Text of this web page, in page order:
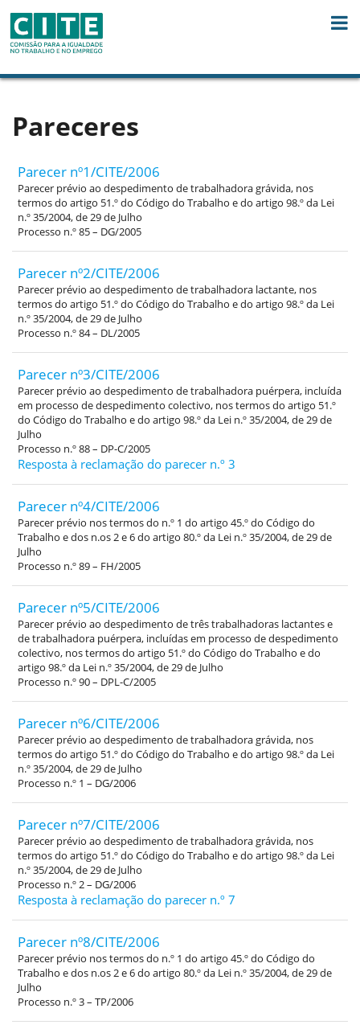
Pareceres
Parecer nº1/CITE/2006
Parecer prévio ao despedimento de trabalhadora grávida, nos
termos do artigo 51.º do Código do Trabalho e do artigo 98.º da Lei
n.º 35/2004, de 29 de Julho
Processo n.º 85 – DG/2005
Parecer nº2/CITE/2006
Parecer prévio ao despedimento de trabalhadora lactante, nos
termos do artigo 51.º do Código do Trabalho e do artigo 98.º da Lei
n.º 35/2004, de 29 de Julho
Processo n.º 84 – DL/2005
Parecer nº3/CITE/2006
Parecer prévio ao despedimento de trabalhadora puérpera, incluída
em processo de despedimento colectivo, nos termos do artigo 51.º
do Código do Trabalho e do artigo 98.º da Lei n.º 35/2004, de 29 de
Julho
Processo n.º 88 – DP-C/2005
Resposta à reclamação do parecer n.º 3
Parecer nº4/CITE/2006
Parecer prévio nos termos do n.º 1 do artigo 45.º do Código do
Trabalho e dos n.os 2 e 6 do artigo 80.º da Lei n.º 35/2004, de 29 de
Julho
Processo n.º 89 – FH/2005
Parecer nº5/CITE/2006
Parecer prévio ao despedimento de três trabalhadoras lactantes e
de trabalhadora puérpera, incluídas em processo de despedimento
colectivo, nos termos do artigo 51.º do Código do Trabalho e do
artigo 98.º da Lei n.º 35/2004, de 29 de Julho
Processo n.º 90 – DPL-C/2005
Parecer nº6/CITE/2006
Parecer prévio ao despedimento de trabalhadora grávida, nos
termos do artigo 51.º do Código do Trabalho e do artigo 98.º da Lei
n.º 35/2004, de 29 de Julho
Processo n.º 1 – DG/2006
Parecer nº7/CITE/2006
Parecer prévio ao despedimento de trabalhadora grávida, nos
termos do artigo 51.º do Código do Trabalho e do artigo 98.º da Lei
n.º 35/2004, de 29 de Julho
Processo n.º 2 – DG/2006
Resposta à reclamação do parecer n.º 7
Parecer nº8/CITE/2006
Parecer prévio nos termos do n.º 1 do artigo 45.º do Código do
Trabalho e dos n.os 2 e 6 do artigo 80.º da Lei n.º 35/2004, de 29 de
Julho
Processo n.º 3 – TP/2006